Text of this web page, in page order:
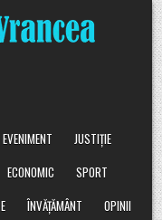
EVENIMENT
JUSTIȚIE
ECONOMIC
SPORT
ÎNVĂȚĂMÂNT
OPINII